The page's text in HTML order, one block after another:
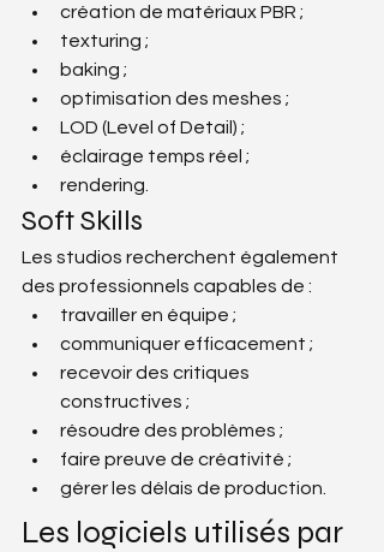
création de matériaux PBR ;
texturing ;
baking ;
optimisation des meshes ;
LOD (Level of Detail) ;
éclairage temps réel ;
rendering.
Soft Skills
Les studios recherchent également
des professionnels capables de :
travailler en équipe ;
communiquer efficacement ;
recevoir des critiques
constructives ;
résoudre des problèmes ;
faire preuve de créativité ;
gérer les délais de production.
Les logiciels utilisés par